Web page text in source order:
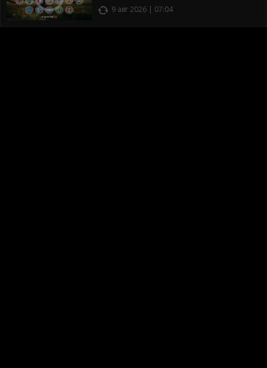
9 авг 2026 | 07:04